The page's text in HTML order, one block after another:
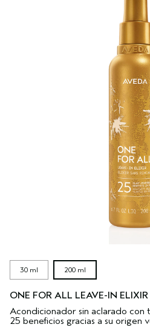
30 ml 200 ml
ONE FOR ALL LEAVE-IN ELIXIR
Acondicionador sin aclarado con
25 beneficios gracias a su origen